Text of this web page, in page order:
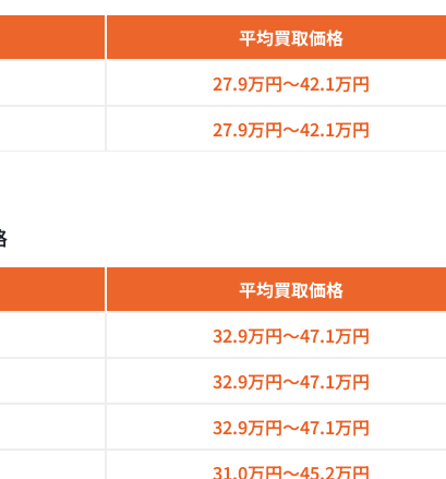
平均買取価格
27.9万円～42.1万円
27.9万円～42.1万円
平均買取価格
32.9万円～47.1万円
32.9万円～47.1万円
32.9万円～47.1万円
31.0万円～45.2万円